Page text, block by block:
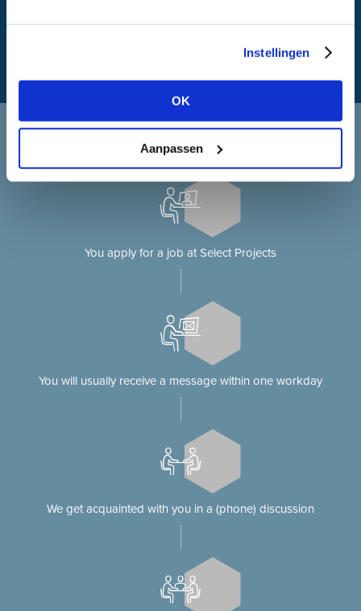
Instellingen
OK
Aanpassen
Applying at Select Projects
Applying for a job on our website?
You apply for a job at Select Projects
You will usually receive a message within one workday
We get acquainted with you in a (phone) discussion